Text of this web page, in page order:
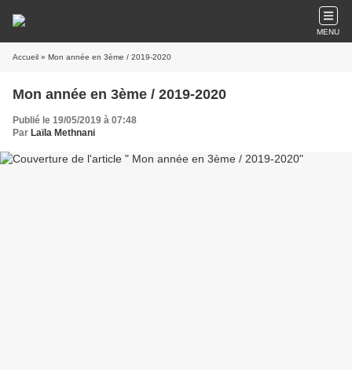
MENU
Accueil » Mon année en 3ème / 2019-2020
Mon année en 3ème / 2019-2020
Publié le 19/05/2019 à 07:48
Par Laïla Methnani